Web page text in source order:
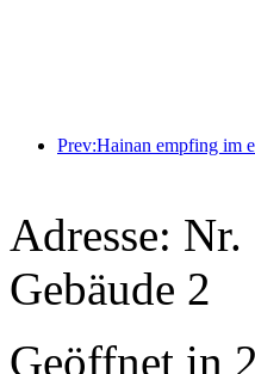
Adresse:
Gebäude 2
Geöffnet in